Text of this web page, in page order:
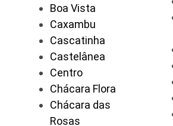
Boa Vista
Caxambu
Cascatinha
Castelânea
Centro
Chácara Flora
Chácara das
Rosas